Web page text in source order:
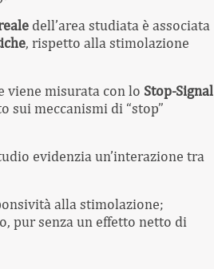
dell’area studiata è associata
, rispetto alla stimolazione
viene misurata con lo Stop-Signal
sui meccanismi di “stop”
evidenzia un’interazione tra
alla stimolazione;
pur senza un effetto netto di